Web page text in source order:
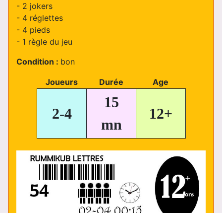
- 2 jokers
- 4 réglettes
- 4 pieds
- 1 règle du jeu
Condition : bon
Joueurs Durée Age
2-4
15
mn
12+